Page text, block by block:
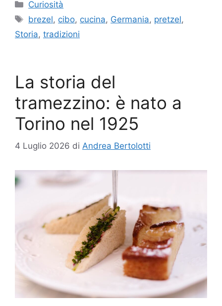
Categorie
Curiosità
Tag
brezel, cibo, cucina, Germania, pretzel,
Storia, tradizioni
La storia del
tramezzino: è nato a
Torino nel 1925
4 Luglio 2026 di Andrea Bertolotti